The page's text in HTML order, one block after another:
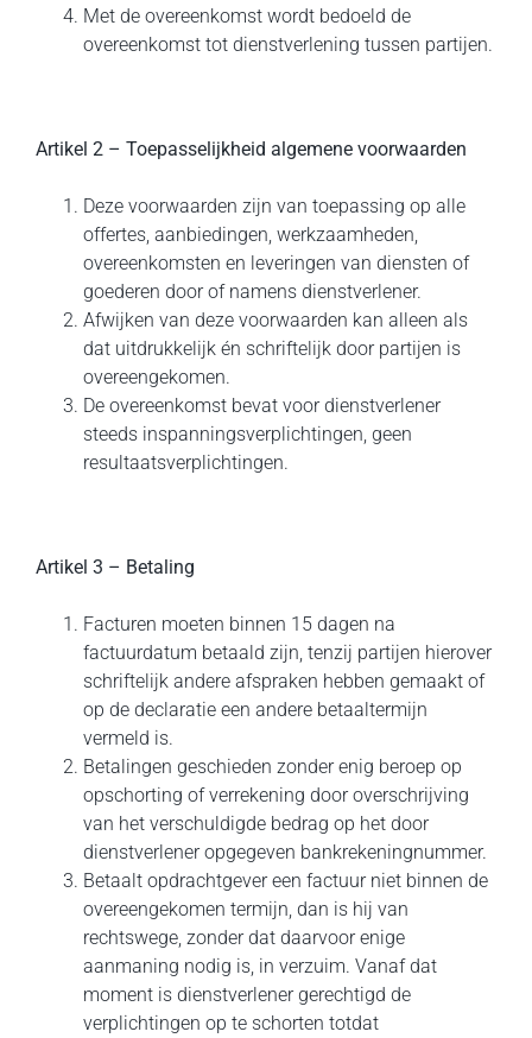
Met de overeenkomst wordt bedoeld de
overeenkomst tot dienstverlening tussen partijen.
Artikel 2 – Toepasselijkheid algemene voorwaarden
Deze voorwaarden zijn van toepassing op alle
offertes, aanbiedingen, werkzaamheden,
overeenkomsten en leveringen van diensten of
goederen door of namens dienstverlener.
Afwijken van deze voorwaarden kan alleen als
dat uitdrukkelijk én schriftelijk door partijen is
overeengekomen.
De overeenkomst bevat voor dienstverlener
steeds inspanningsverplichtingen, geen
resultaatsverplichtingen.
Artikel 3 – Betaling
Facturen moeten binnen 15 dagen na
factuurdatum betaald zijn, tenzij partijen hierover
schriftelijk andere afspraken hebben gemaakt of
op de declaratie een andere betaaltermijn
vermeld is.
Betalingen geschieden zonder enig beroep op
opschorting of verrekening door overschrijving
van het verschuldigde bedrag op het door
dienstverlener opgegeven bankrekeningnummer.
Betaalt opdrachtgever een factuur niet binnen de
overeengekomen termijn, dan is hij van
rechtswege, zonder dat daarvoor enige
aanmaning nodig is, in verzuim. Vanaf dat
moment is dienstverlener gerechtigd de
verplichtingen op te schorten totdat